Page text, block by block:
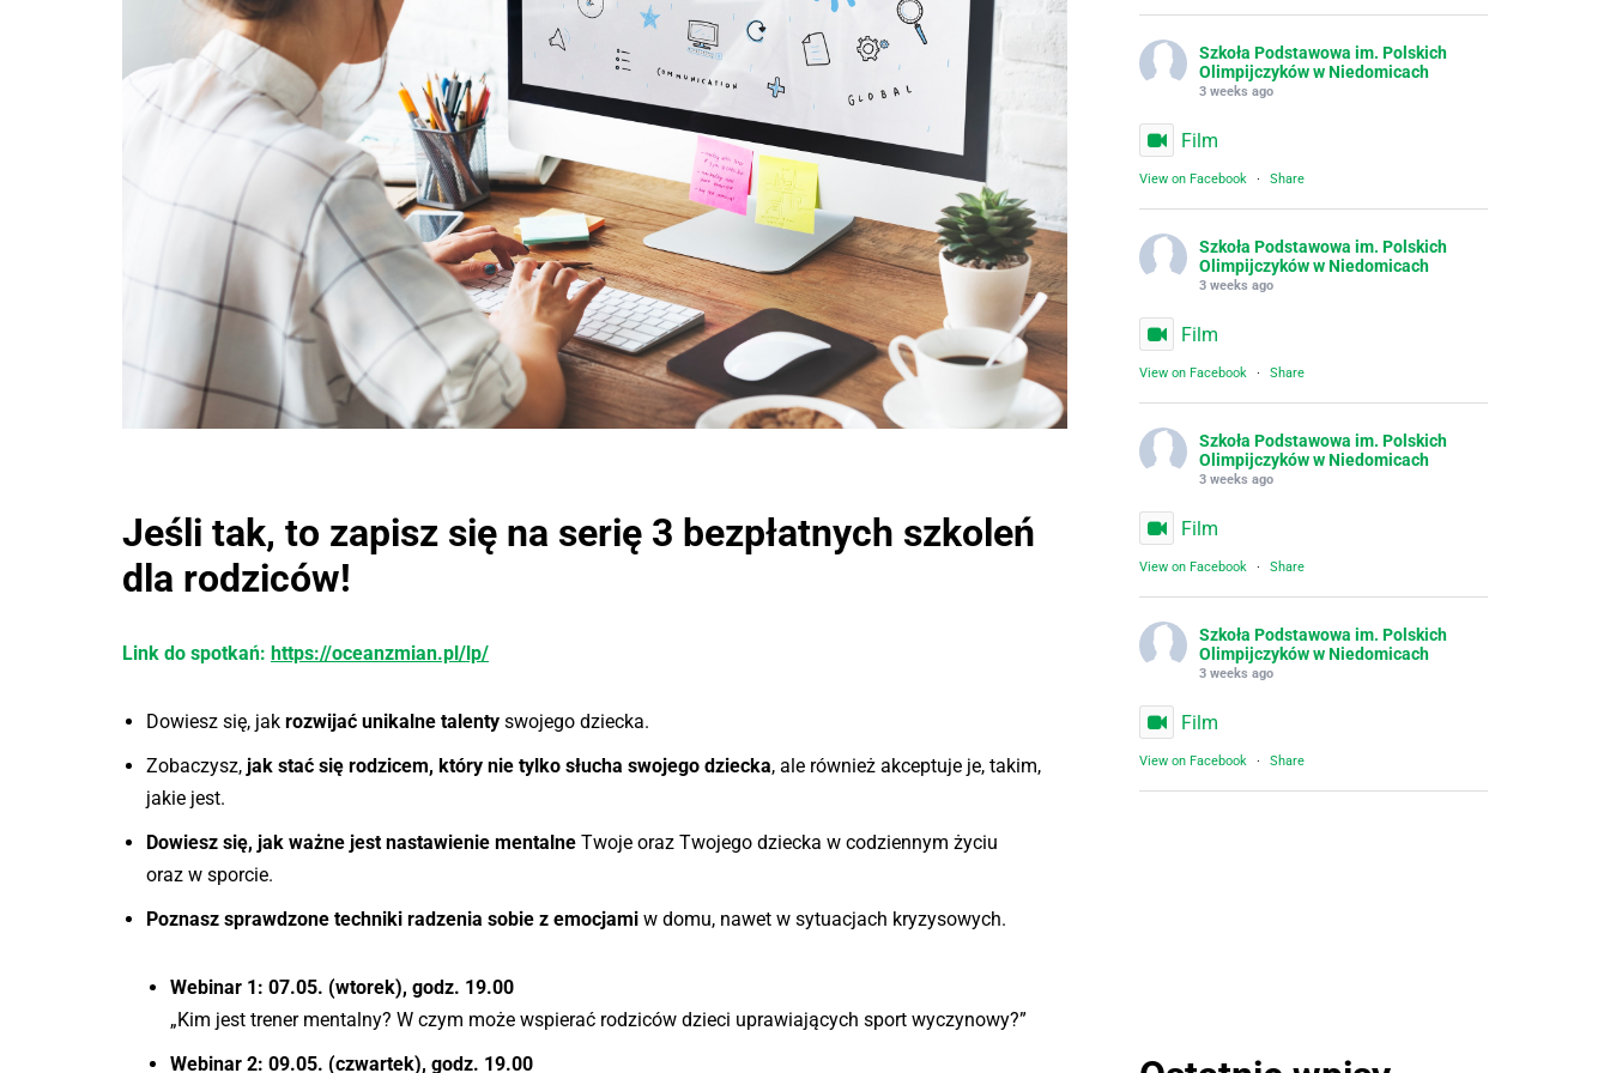
2017
2016
Jeśli tak, to zapisz się na serię 3 bezpłatnych szkoleń
dla rodziców!
Link do spotkań: https://oceanzmian.pl/lp/
Dowiesz się, jak rozwijać unikalne talenty swojego dziecka.
Zobaczysz, jak stać się rodzicem, który nie tylko słucha swojego dziecka, ale również akceptuje je, takim,
jakie jest.
Dowiesz się, jak ważne jest nastawienie mentalne Twoje oraz Twojego dziecka w codziennym życiu
oraz w sporcie.
Poznasz sprawdzone techniki radzenia sobie z emocjami w domu, nawet w sytuacjach kryzysowych.
Webinar 1: 07.05. (wtorek), godz. 19.00
„Kim jest trener mentalny? W czym może wspierać rodziców dzieci uprawiających sport wyczynowy?”
Webinar 2: 09.05. (czwartek), godz. 19.00
Szkoła Podstawowa im. Polskich
Olimpijczyków w Niedomicach
3 weeks ago
Film
View on Facebook · Share
Szkoła Podstawowa im. Polskich
Olimpijczyków w Niedomicach
3 weeks ago
Film
View on Facebook · Share
Szkoła Podstawowa im. Polskich
Olimpijczyków w Niedomicach
3 weeks ago
Film
View on Facebook · Share
Szkoła Podstawowa im. Polskich
Olimpijczyków w Niedomicach
3 weeks ago
Film
View on Facebook · Share